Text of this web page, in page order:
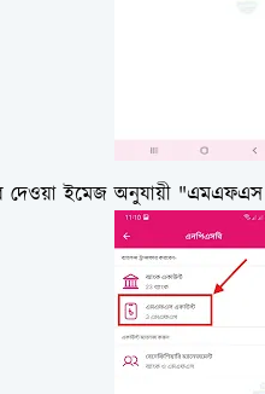
দেওয়া ইমেজ অনুযায়ী